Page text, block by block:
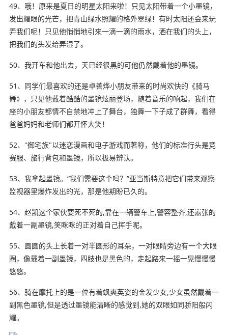
49、哦！原来是夏日的明星太阳来啦！只见太阳带着一个小墨镜，
发出耀眼的光芒，把青山绿水照耀的格外翠绿！有时太阳还会来玩
弄我们呢！只见他悄悄地引来一滴一滴的雨水，洒在我们的头上，
把我们的头发给弄湿了。
50、我开车和他出去，天已经很黑的可他仍然戴着他的墨镜。
51、同学们最喜欢的还是卓善烨小朋友带来的时尚欢快的《骑马
舞》，只见他戴着酷酷的墨镜炫丽登场，随着音乐的响起，我们在
座的小朋友都情不自禁地冲上了舞台，独舞一下子成了群舞，看得
爸爸妈妈和老师们都开怀大笑！
52、"御宅族"以迷恋漫画和电子游戏而著称，他们的标准行头是竞
赛服、旅行背包和墨镜，所以极易辨认。
53、我拿起墨镜。“我们需要这个吗？”亚当斯特意把它们带来观察
监视器里爆炸发出的光，那是他期盼已久的。
54、赵凯这个家伙要死不死的,靠在一辆警车上,警容整齐,还嚣张的
戴着一副墨镜,笑眯眯的正对着自己挥手呢。
55、圆圆的头上长着一对半圆形的耳朵，一对眼睛旁边有一个大眼
圈，像戴着一副墨镜，四肢也是黑色的，走起路来一摇一晃慢慢慢
悠悠。
56、骑在摩托上的是一位有着飒爽英姿的金发少女,少女虽然戴着一
副黑色墨镜,但是透过墨镜能清晰的感觉到,她的双眼如同骄阳般闪
耀。